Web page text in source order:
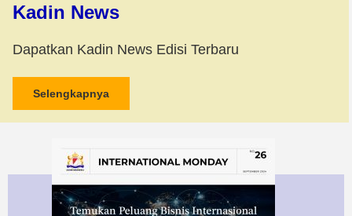
Kadin News
Dapatkan Kadin News Edisi Terbaru
Selengkapnya